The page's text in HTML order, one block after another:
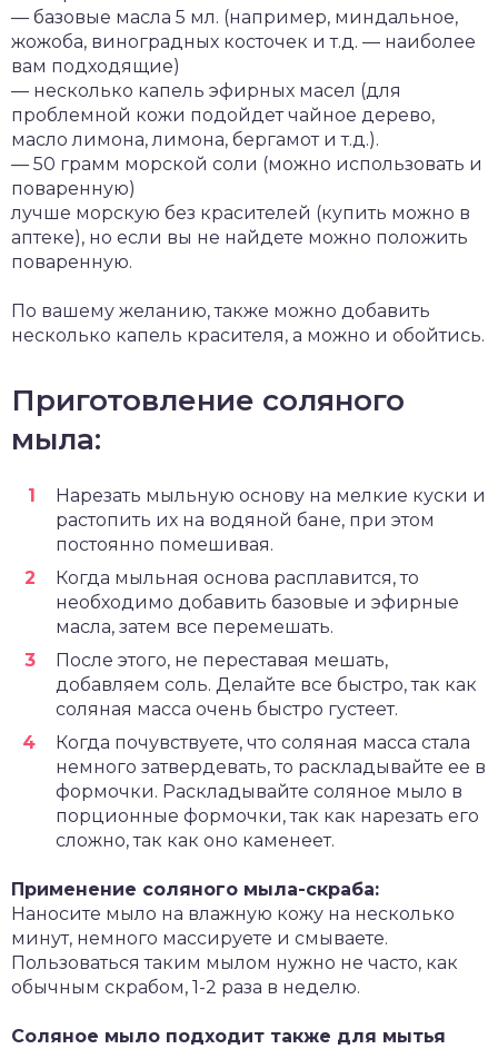
— базовые масла 5 мл. (например, миндальное,
жожоба, виноградных косточек и т.д. — наиболее
вам подходящие)
— несколько капель эфирных масел (для
проблемной кожи подойдет чайное дерево,
масло лимона, лимона, бергамот и т.д.).
— 50 грамм морской соли (можно использовать и
поваренную)
лучше морскую без красителей (купить можно в
аптеке), но если вы не найдете можно положить
поваренную.
По вашему желанию, также можно добавить
несколько капель красителя, а можно и обойтись.
Приготовление соляного
мыла:
Нарезать мыльную основу на мелкие куски и
растопить их на водяной бане, при этом
постоянно помешивая.
Когда мыльная основа расплавится, то
необходимо добавить базовые и эфирные
масла, затем все перемешать.
После этого, не переставая мешать,
добавляем соль. Делайте все быстро, так как
соляная масса очень быстро густеет.
Когда почувствуете, что соляная масса стала
немного затвердевать, то раскладывайте ее в
формочки. Раскладывайте соляное мыло в
порционные формочки, так как нарезать его
сложно, так как оно каменеет.
Применение соляного мыла-скраба:
Наносите мыло на влажную кожу на несколько
минут, немного массируете и смываете.
Пользоваться таким мылом нужно не часто, как
обычным скрабом, 1-2 раза в неделю.
Соляное мыло подходит также для мытья